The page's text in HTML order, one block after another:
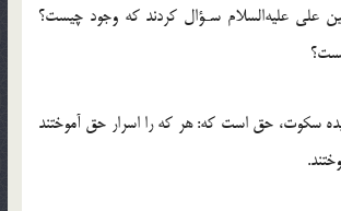
على علیه‌السلام سـؤال کردند که وجود چیست؟
سکوت، حق است که: هر که را اسرار حق آموختند